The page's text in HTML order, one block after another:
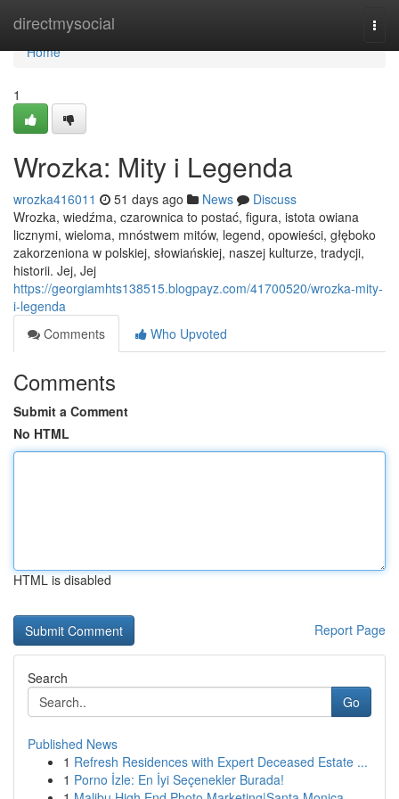
directmysocial
Home
Home
1
Wrozka: Mity i Legenda
wrozka416011 51 days ago News
Discuss
Wrozka, wiedźma, czarownica to postać, figura, istota owiana
licznymi, wieloma, mnóstwem mitów, legend, opowieści, głęboko
zakorzeniona w polskiej, słowiańskiej, naszej kulturze, tradycji,
historii. Jej, Jej
https://georgiamhts138515.blogpayz.com/41700520/wrozka-mity-
i-legenda
Comments
Who Upvoted
Comments
Submit a Comment
No HTML
HTML is disabled
Report Page
Search
Go
Published News
1 Refresh Residences with Expert Deceased Estate ...
1 Porno İzle: En İyi Seçenekler Burada!